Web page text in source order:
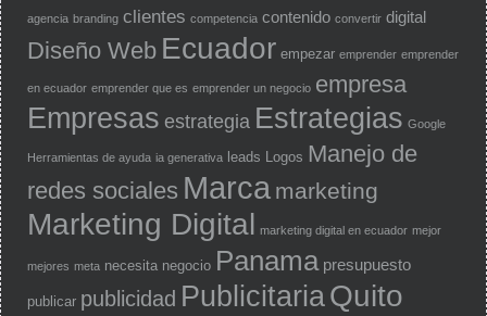
agencia branding clientes competencia contenido convertir digital
Diseño Web Ecuador empezar emprender emprender
en ecuador emprender que es emprender un negocio empresa
Empresas estrategia Estrategias Google
Herramientas de ayuda ia generativa leads Logos Manejo de
redes sociales Marca marketing
Marketing Digital marketing digital en ecuador mejor
mejores meta necesita negocio Panama presupuesto
publicar publicidad PublicitariaQuito